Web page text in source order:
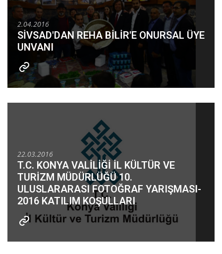
2.04.2016
SİVSAD'DAN REHA BİLİR'E ONURSAL ÜYE
UNVANI
22.03.2016
T.C. KONYA VALİLİĞİ İL KÜLTÜR VE
TURİZM MÜDÜRLÜĞÜ 10.
ULUSLARARASI FOTOĞRAF YARIŞMASI-
2016 KATILIM KOŞULLARI